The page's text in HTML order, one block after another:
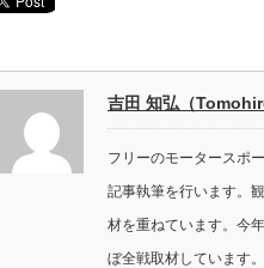
吉田 知弘（
フリーのモータースポ
記事執筆を行います。
材を重ねています。今
ぼ全戦取材しています。